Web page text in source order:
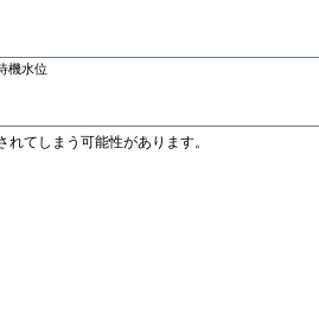
機水位
てしまう可能性があります。